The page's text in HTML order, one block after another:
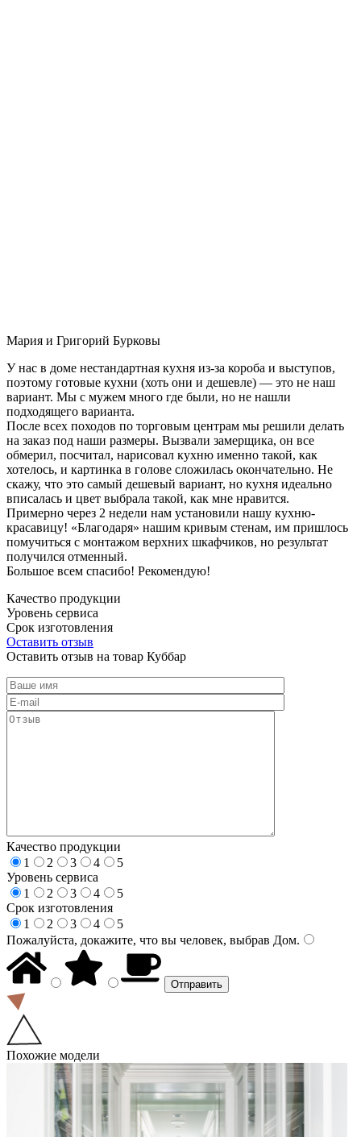
Мария и Григорий Бурковы
У нас в доме нестандартная кухня из-за короба и выступов,
поэтому готовые кухни (хоть они и дешевле) — это не наш
вариант. Мы с мужем много где были, но не нашли
подходящего варианта.
После всех походов по торговым центрам мы решили делать
на заказ под наши размеры. Вызвали замерщика, он все
обмерил, посчитал, нарисовал кухню именно такой, как
хотелось, и картинка в голове сложилась окончательно. Не
скажу, что это самый дешевый вариант, но кухня идеально
вписалась и цвет выбрала такой, как мне нравится.
Примерно через 2 недели нам установили нашу кухню-
красавицу! «Благодаря» нашим кривым стенам, им пришлось
помучиться с монтажом верхних шкафчиков, но результат
получился отменный.
Большое всем спасибо! Рекомендую!
Качество продукции
Уровень сервиса
Срок изготовления
Оставить отзыв
Оставить отзыв на товар Куббар
Качество продукции
1
2 3 4
5
Уровень сервиса
1
2 3 4
5
Срок изготовления
1
2 3 4
5
Пожалуйста, докажите, что вы человек, выбрав Дом.
Похожие модели